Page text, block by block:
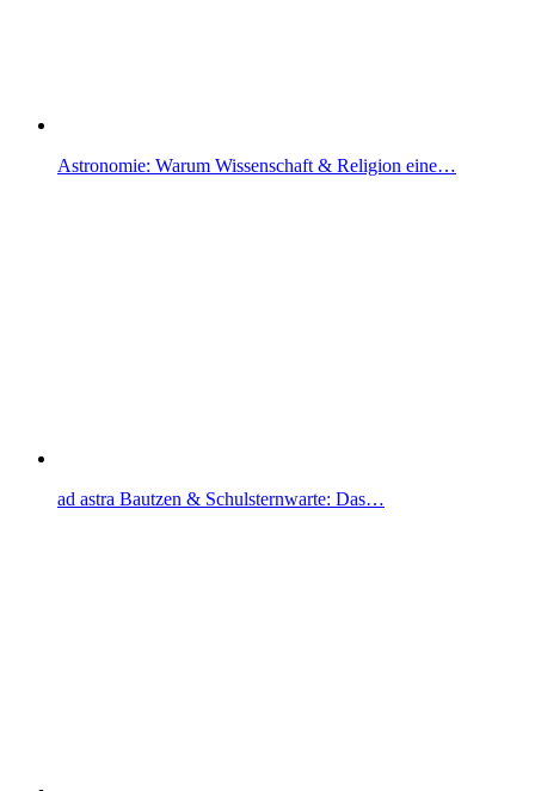
Astronomie: Warum Wissenschaft & Religion eine…
ad astra Bautzen & Schulsternwarte: Das…